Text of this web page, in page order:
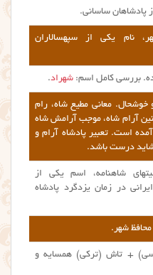
پادشاهان ساسانی.
نام یکی از سپهسالاران
بررسی کامل اسم: شهراد.
خوشحال. معانی مطيع شاه، رام
آرام شاه، موجب آرامش شاه
است. تعبیر پادشاه آرام و
درست باشد.
شاهنامه، اسم یکی از
در زمان یزدگرد پادشاه
شهر.
+ تاش (ترکی) همسایه و